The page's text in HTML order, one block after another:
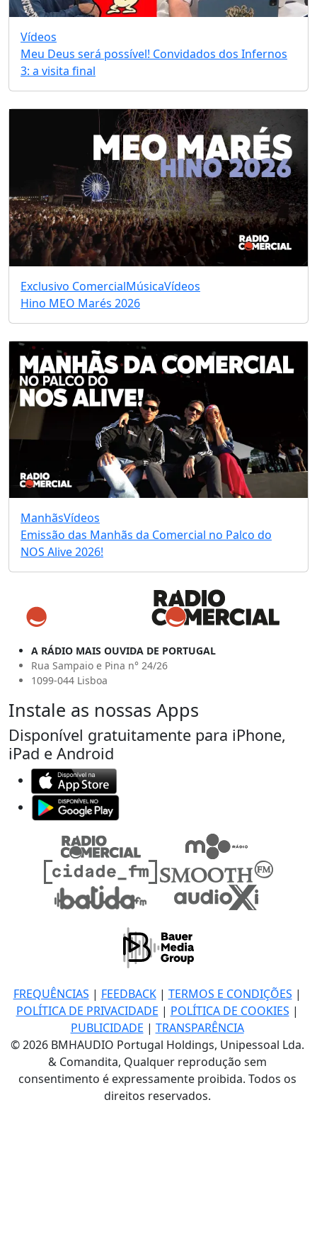
Vídeos
Meu Deus será possível! Convidados dos Infernos
3: a visita final
Exclusivo ComercialMúsicaVídeos
Hino MEO Marés 2026
ManhãsVídeos
Emissão das Manhãs da Comercial no Palco do
NOS Alive 2026!
A RÁDIO MAIS OUVIDA DE PORTUGAL
Rua Sampaio e Pina n° 24/26
1099-044 Lisboa
Instale as nossas Apps
Disponível gratuitamente para iPhone,
iPad e Android
FREQUÊNCIAS | FEEDBACK| TERMOS E CONDIÇÕES |
POLÍTICA DE PRIVACIDADE | POLÍTICA DE COOKIES |
PUBLICIDADE | TRANSPARÊNCIA
© 2026 BMHAUDIO Portugal Holdings, Unipessoal Lda.
& Comandita, Qualquer reprodução sem
consentimento é expressamente proibida. Todos os
direitos reservados.